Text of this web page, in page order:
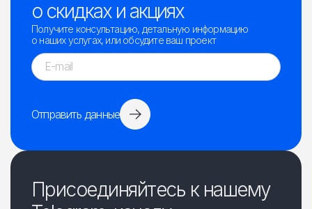
о скидках и акциях
Получите консультацию, детальную информацию
о наших услугах, или обсудите ваш проект
Отправить данные
Присоединяйтесь к нашему